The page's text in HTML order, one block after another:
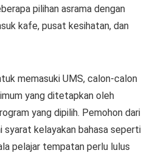
pilihan asrama dengan
kafe, pusat kesihatan, dan
memasuki UMS, calon-calon
yang ditetapkan oleh
yang dipilih. Pemohon dari
syarat kelayakan bahasa seperti
pelajar tempatan perlu lulus